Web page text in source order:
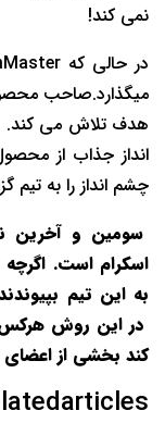
نمی کند!
میگذارد.صاحب
هدف تلاش می کند.
انداز جذاب از
چشم انداز را به تیم
سومین و آخرین
اسکرام است.
به این تیم
در این روش هرکس
کند بخشی از